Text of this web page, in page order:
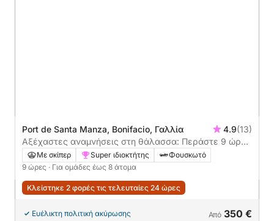
Port de Santa Manza, Bonifacio, Γαλλία 4.9(13)
Αξέχαστες αναμνήσεις στη θάλασσα: Περάστε 9 ώρες
εξερευνώντας το Μπονιφάτσιο
Με σκίπερ Super ιδιοκτήτης
Φουσκωτό
9 ώρες · Για ομάδες έως 8 άτομα
Κλείστηκε 2 φορές τις τελευταίες 24 ώρες
Ευέλικτη πολιτική ακύρωσης Από 350 €